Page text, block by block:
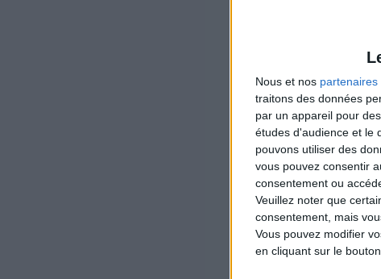
Nous et nos partenaires
traitons des données
par un appareil pour
études d'audience et le
pouvons utiliser des
vous pouvez consentir
consentement ou
Veuillez noter que
consentement, mais
Vous pouvez modifier
en cliquant sur le